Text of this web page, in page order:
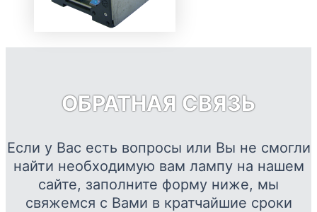
товара.
ОБРАТНАЯ СВЯЗЬ
Если у Вас есть вопросы или Вы не смогли
найти необходимую вам лампу на нашем
сайте, заполните форму ниже, мы
свяжемся с Вами в кратчайшие сроки